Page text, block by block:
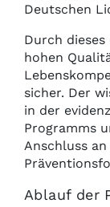
Deutschen
Durch
hohen
sicher. Der
in der
Programms
Anschluss
Ablauf der